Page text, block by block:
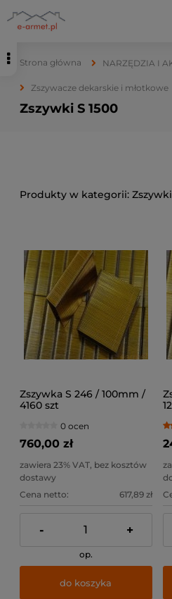
Strona główna NARZĘDZIA I
Zszywacze dekarskie i młotkowe
Zszywki S 1500
Zszywka S 246 / 100mm /
4160 szt
0 ocen
760,00 zł
zawiera 23% VAT, bez kosztów
dostawy
Cena netto:
617,89 zł
- +
op.
do koszyka